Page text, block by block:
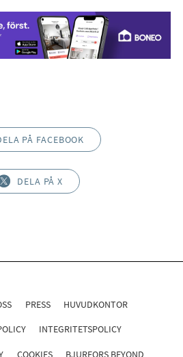
PÅ FACEBOOK
DELA PÅ X
PRESS HUVUDKONTOR
INTEGRITETSPOLICY
COOKIES BJURFORS BEYOND